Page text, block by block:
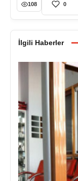
108 0
İlgili Haberler